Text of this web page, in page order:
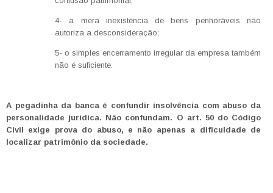
4- a mera inexistência de bens penhoráveis não
autoriza a desconsideração;
5- o simples encerramento irregular da empresa também
não é suficiente.
A pegadinha da banca é confundir insolvência com abuso da
personalidade jurídica. Não confundam. O art. 50 do Código
Civil exige prova do abuso, e não apenas a dificuldade de
localizar patrimônio da sociedade.